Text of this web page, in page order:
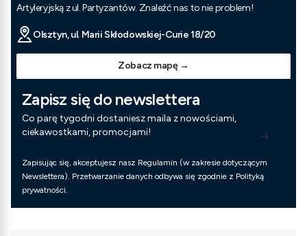
Artyleryjską z ul. Partyzantów. Znaleźć nas to nie problem!
Olsztyn, ul. Marii Skłodowskiej-Curie 18/20
Zobacz mapę →
Zapisz się do newslettera
Co parę tygodni dostaniesz maila z nowościami,
ciekawostkami, promocjami!
Zapisując się, akceptujesz nasz Regulamin (w zakresie dotyczącym
Newslettera). Przetwarzanie danych odbywa się zgodnie z Polityką
prywatności.